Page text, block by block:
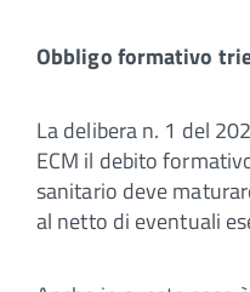
Obbligo formativo
La delibera n. 1 del
ECM il debito
sanitario deve
al netto di eventuali